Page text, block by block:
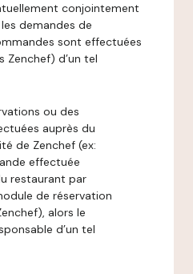
conjointement
demandes de
sont effectuées
Zenchef) d’un tel
ou des
auprès du
de Zenchef (ex:
effectuée
restaurant par
de réservation
alors le
d’un tel